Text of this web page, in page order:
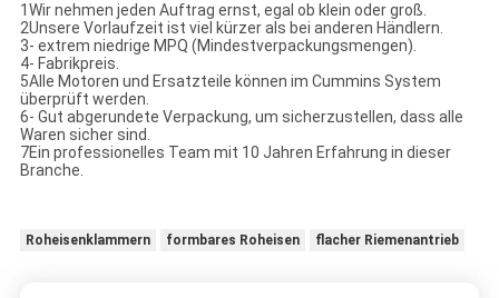
1Wir nehmen jeden Auftrag ernst, egal ob klein oder groß.
2Unsere Vorlaufzeit ist viel kürzer als bei anderen Händlern.
3- extrem niedrige MPQ (Mindestverpackungsmengen).
4- Fabrikpreis.
5Alle Motoren und Ersatzteile können im Cummins System
überprüft werden.
6- Gut abgerundete Verpackung, um sicherzustellen, dass alle
Waren sicher sind.
7Ein professionelles Team mit 10 Jahren Erfahrung in dieser
Branche.
Roheisenklammern formbares Roheisen flacher Riemenantrieb